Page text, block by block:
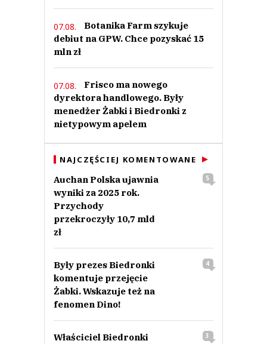
07.08.
Botanika Farm szykuje
debiut na GPW. Chce pozyskać 15
mln zł
07.08.
Frisco ma nowego
dyrektora handlowego. Były
menedżer Żabki i Biedronki z
nietypowym apelem
NAJCZĘŚCIEJ KOMENTOWANE
Auchan Polska ujawnia
wyniki za 2025 rok.
Przychody
przekroczyły 10,7 mld
zł
5
Były prezes Biedronki
komentuje przejęcie
Żabki. Wskazuje też na
fenomen Dino!
4
Właściciel Biedronki
3